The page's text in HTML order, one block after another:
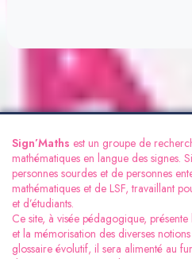
Sign’Maths est un groupe de
mathématiques en langue des signes.
personnes sourdes et de personnes
mathématiques et de LSF, travaillant
et d’étudiants.
Ce site, à visée pédagogique,
et la mémorisation des diverses notions
glossaire évolutif, il sera alimenté au